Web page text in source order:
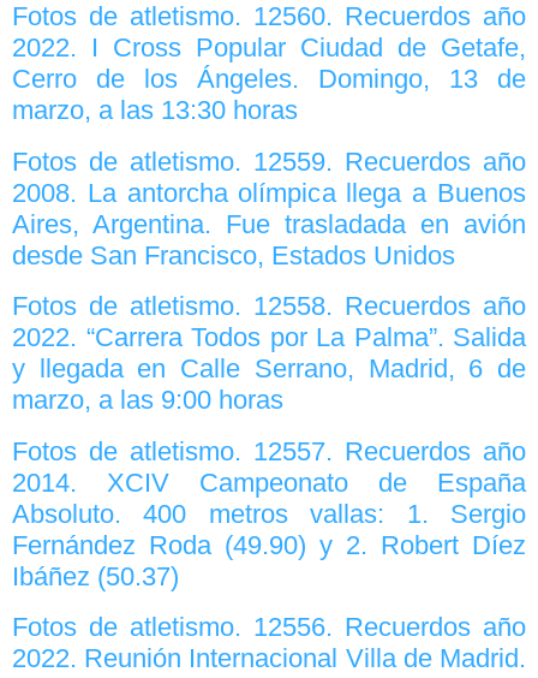
Fotos de atletismo. 12560. Recuerdos año
2022. I Cross Popular Ciudad de Getafe,
Cerro de los Ángeles. Domingo, 13 de
marzo, a las 13:30 horas
Fotos de atletismo. 12559. Recuerdos año
2008. La antorcha olímpica llega a Buenos
Aires, Argentina. Fue trasladada en avión
desde San Francisco, Estados Unidos
Fotos de atletismo. 12558. Recuerdos año
2022. “Carrera Todos por La Palma”. Salida
y llegada en Calle Serrano, Madrid, 6 de
marzo, a las 9:00 horas
Fotos de atletismo. 12557. Recuerdos año
2014. XCIV Campeonato de España
Absoluto. 400 metros vallas: 1. Sergio
Fernández Roda (49.90) y 2. Robert Díez
Ibáñez (50.37)
Fotos de atletismo. 12556. Recuerdos año
2022. Reunión Internacional Villa de Madrid.